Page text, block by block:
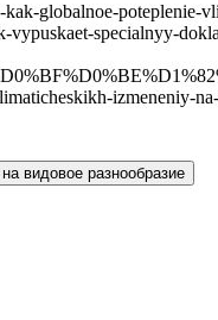
globalnoe-poteplenie-
specialnyy-
izmeneniy-
видовое разнообразие